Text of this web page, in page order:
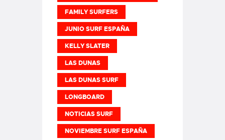
FAMILY SURFERS
JUNIO SURF ESPAÑA
KELLY SLATER
LAS DUNAS
LAS DUNAS SURF
LONGBOARD
NOTICIAS SURF
NOVIEMBRE SURF ESPAÑA